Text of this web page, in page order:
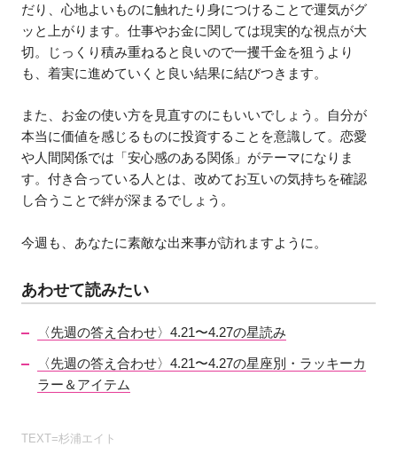
だり、心地よいものに触れたり身につけることで運気がグ
ッと上がります。仕事やお金に関しては現実的な視点が大
切。じっくり積み重ねると良いので一攫千金を狙うより
も、着実に進めていくと良い結果に結びつきます。
また、お金の使い方を見直すのにもいいでしょう。自分が
本当に価値を感じるものに投資することを意識して。恋愛
や人間関係では「安心感のある関係」がテーマになりま
す。付き合っている人とは、改めてお互いの気持ちを確認
し合うことで絆が深まるでしょう。
今週も、あなたに素敵な出来事が訪れますように。
あわせて読みたい
〈先週の答え合わせ〉4.21〜4.27の星読み
〈先週の答え合わせ〉4.21〜4.27の星座別・ラッキーカ
ラー＆アイテム
TEXT=杉浦エイト